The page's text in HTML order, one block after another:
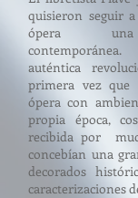
quisieron seguir
ópera una
auténtica
primera vez que
ópera con
propia época,
recibida por
concebían una
decorados
caracterizaciones